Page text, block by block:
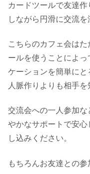
カードツールで友達
しながら円滑に交流を
こちらのカフェ会は
ールを使うことによ
ケーションを簡単にと
人脈作りよりも相手
交流会への一人参加
やかなサポートで安
し込みください。
もちろんお友達との参